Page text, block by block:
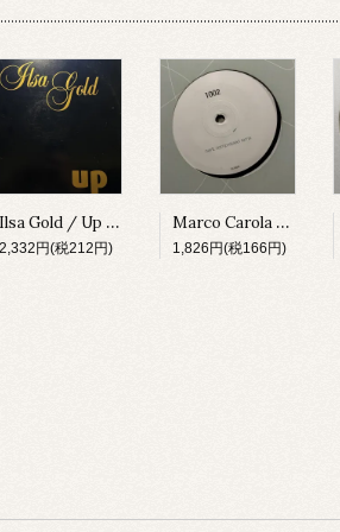
Ilsa Gold / Up [GIANT13][2002]
2,332円(税212円)
Marco Carola / 1002 (Hertz Compressed Remix) [ELPREMIX01][2005]
1,826円(税166円)